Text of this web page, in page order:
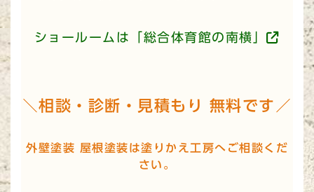
ショールームは「総合体育館の南横」
＼相談・診断・見積もり 無料です／
外壁塗装 屋根塗装は塗りかえ工房へご相談くだ
さい。